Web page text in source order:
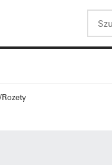
Rozety